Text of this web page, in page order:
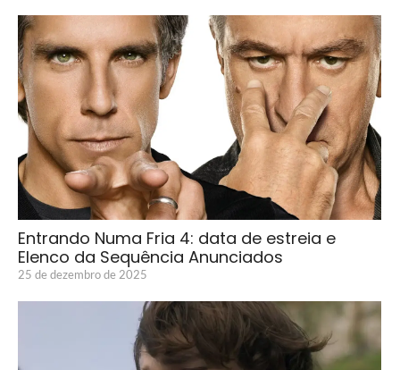
Entrando Numa Fria 4: data de estreia e
Elenco da Sequência Anunciados
25 de dezembro de 2025